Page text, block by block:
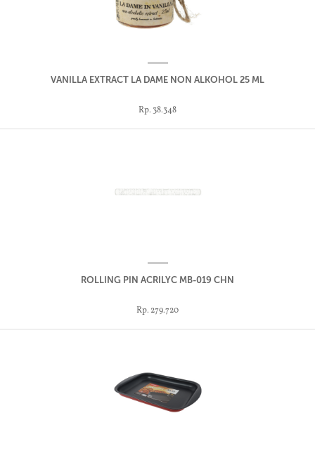
VANILLA EXTRACT LA DAME NON ALKOHOL 25 ML
Rp. 38.348
ROLLING PIN ACRILYC MB-019 CHN
Rp. 279.720